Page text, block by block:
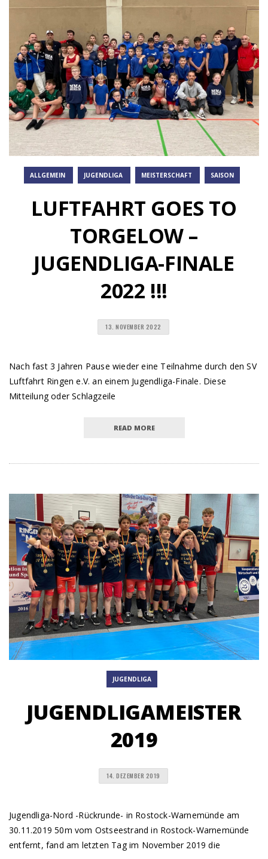
ALLGEMEIN JUGENDLIGA MEISTERSCHAFT SAISON
LUFTFAHRT GOES TO
TORGELOW –
JUGENDLIGA-FINALE
2022 !!!
13. NOVEMBER 2022
Nach fast 3 Jahren Pause wieder eine Teilnahme durch den SV
Luftfahrt Ringen e.V. an einem Jugendliga-Finale. Diese
Mitteilung oder Schlagzeile
READ MORE
JUGENDLIGA
JUGENDLIGAMEISTER
2019
14. DEZEMBER 2019
Jugendliga-Nord -Rückrunde- in Rostock-Warnemünde am
30.11.2019 50m vom Ostseestrand in Rostock-Warnemünde
entfernt, fand am letzten Tag im November 2019 die